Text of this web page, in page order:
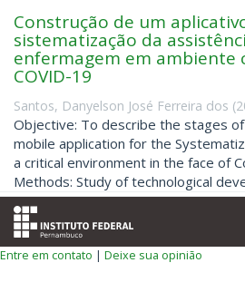
Construção de um
sistematização da
enfermagem em ambiente
COVID-19
Santos, Danyelson José Ferreira dos (
Objective: To describe the stages
mobile application for the
a critical environment in the face of
Methods: Study of technological
Entre em contato | Deixe sua opinião